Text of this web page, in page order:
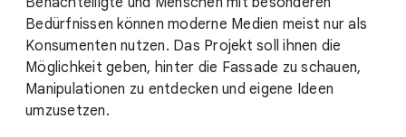
Bedürfnissen können moderne Medien meist nur als
Konsumenten nutzen. Das Projekt soll ihnen die
Möglichkeit geben, hinter die Fassade zu schauen,
Manipulationen zu entdecken und eigene Ideen
umzusetzen.